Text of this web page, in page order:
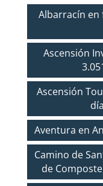
Albarracín en
Ascensión
Ascensión
Aventura en
Camino de
de